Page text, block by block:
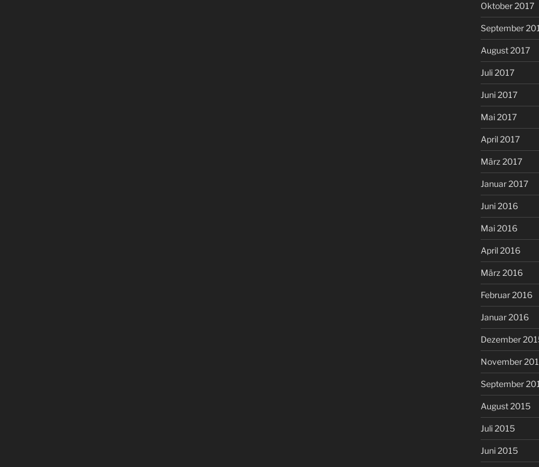
Oktober 2017
September
August 2017
Juli 2017
Juni 2017
Mai 2017
April 2017
März 2017
Januar 2017
Juni 2016
Mai 2016
April 2016
März 2016
Februar 2016
Januar 2016
Dezember
November
September
August 2015
Juli 2015
Juni 2015